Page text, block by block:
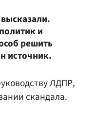
и
решить
источник.
ЛДПР,
скандала.